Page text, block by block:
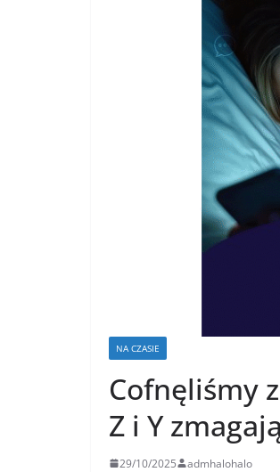
NA CZASIE
Cofnęliśmy
Z i Y
29/10/2025 admhalohalo